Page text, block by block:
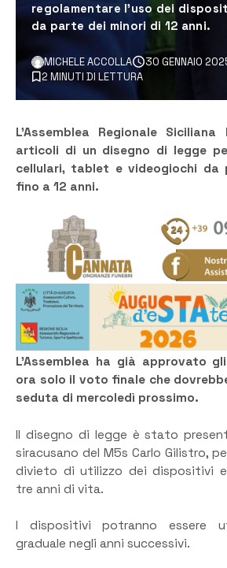
regolamentare l’uso dei
da parte dei minori di 12 anni.
MICHELE ACCOLLA 30 GENNAIO
2 MINUTI DI LETTURA
L’Assemblea Regionale
articoli di un disegno di legge
cellulari, tablet e videogiochi da
fino a 12 anni.
L’Assemblea ha già approvato
ora solo il voto finale che
seduta di mercoledì prossimo.
Il disegno di legge è stato
siracusano del M5s Carlo Gilistro,
divieto di utilizzo dei dispositivi
tre anni di vita.
I dispositivi potranno essere
graduale negli anni successivi.